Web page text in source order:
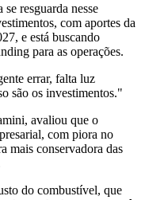
resguarda nesse
com aportes da
e está buscando
para as operações.
errar, falta luz
são os investimentos."
avaliou que o
com piora no
mais conservadora das
do combustível, que